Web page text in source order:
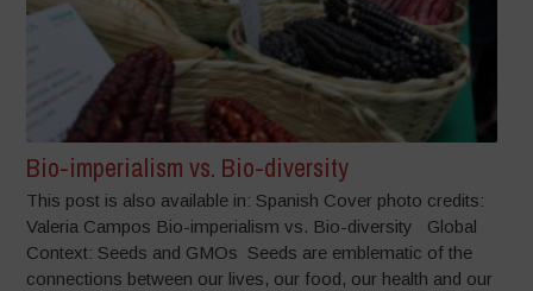
Bio-imperialism vs. Bio-diversity
This post is also available in: Spanish Cover photo credits:
Valeria Campos Bio-imperialism vs. Bio-diversity Global
Context: Seeds and GMOs Seeds are emblematic of the
connections between our lives, our food, our health and our